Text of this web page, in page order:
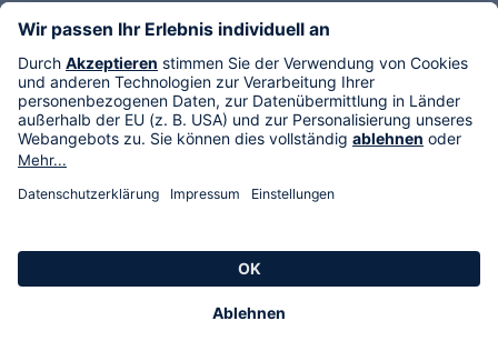
Im TV
HSE International